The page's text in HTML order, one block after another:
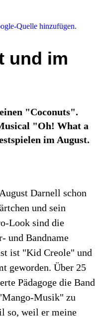
Quelle hinzufügen.
und im
"Coconuts".
"Oh! What a
im August.
Darnell schon
und sein
Look sind die
und Bandname
ist "Kid Creole" und
geworden. Über 25
Pädagoge die Band
Musik" zu
so, weil er meine